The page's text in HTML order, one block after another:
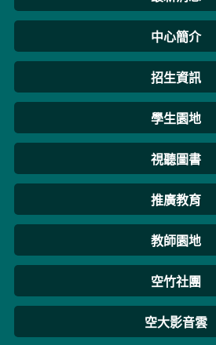
中心簡介
招生資訊
學生園地
視聽圖書
推廣教育
教師園地
空竹社團
空大影音雲